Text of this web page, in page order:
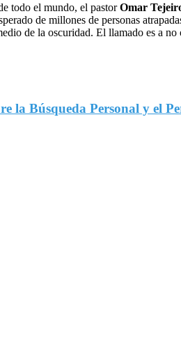
todo el mundo, el pastorOmar
de millones de personas
de la oscuridad. El llamado es a
la Búsqueda Personal y el